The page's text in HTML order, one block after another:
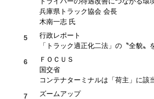
兵庫県トラック協会 会長
木南一志 氏
行政レポート
「トラック適正化二法」の〝全貌〟
ＦＯＣＵＳ
国交省
コンテナターミナルは「荷主」に該
ズームアップ